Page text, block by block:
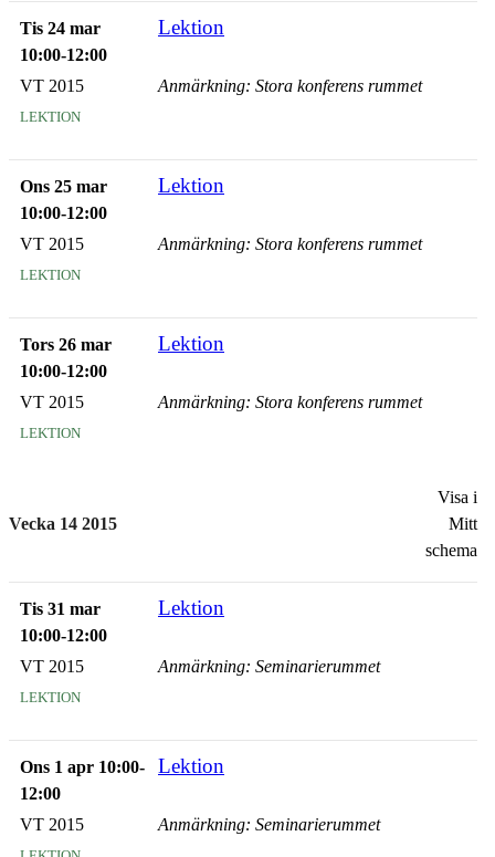
Tis 24 mar
10:00-12:00
Lektion
VT 2015
lektion
Anmärkning: Stora konferens rummet
Ons 25 mar
10:00-12:00
Lektion
VT 2015
lektion
Anmärkning: Stora konferens rummet
Tors 26 mar
10:00-12:00
Lektion
VT 2015
lektion
Anmärkning: Stora konferens rummet
Vecka 14 2015
Visa i
Mitt
schema
Tis 31 mar
10:00-12:00
Lektion
VT 2015
lektion
Anmärkning: Seminarierummet
Ons 1 apr 10:00-
12:00
Lektion
VT 2015 Anmärkning: Seminarierummet